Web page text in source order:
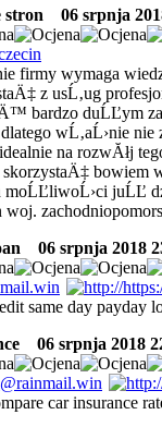
stron
06 srpnja
firmy wymaga
z usĹ‚ug
bardzo duĹĽym
wĹ‚aĹ›nie
na rozwĂłj
bowiem
juĹĽ
woj.
06 srpnja 2018
same day payday
06 srpnja 2018
car insurance